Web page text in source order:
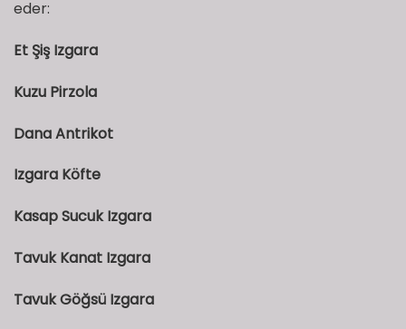
eder:
Et Şiş Izgara
Kuzu Pirzola
Dana Antrikot
Izgara Köfte
Kasap Sucuk Izgara
Tavuk Kanat Izgara
Tavuk Göğsü Izgara